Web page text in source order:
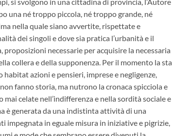
una né troppo piccola, né troppo grande, né
nella quale siano avvertite, rispettate e
dei singoli e dove sia pratica l’urbanità e il
proposizioni necessarie per acquisire la necessaria
collera e della supponenza. Per il momento la sta
azioni e pensieri, imprese e negligenze,
fanno storia, ma nutrono la cronaca spicciola e
mai celate nell’indifferenza e nella sordità sociale e
è generata da una indistinta attività di una
impegnata in eguale misura in iniziative e pigrizie,